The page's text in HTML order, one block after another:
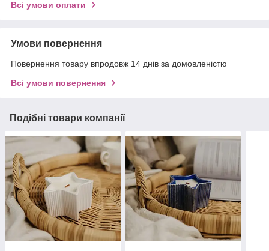
Всі умови оплати
Умови повернення
Повернення товару впродовж 14 днів за домовленістю
Всі умови повернення
Подібні товари компанії